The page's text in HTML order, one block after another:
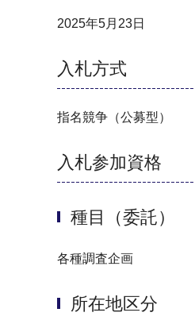
2025年5月23日
入札方式
指名競争（公募型）
入札参加資格
種目（委託）
各種調査企画
所在地区分